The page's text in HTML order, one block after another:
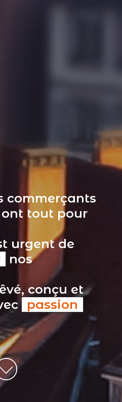
commerçants
tout pour
urgent de
nos
conçu et
passion